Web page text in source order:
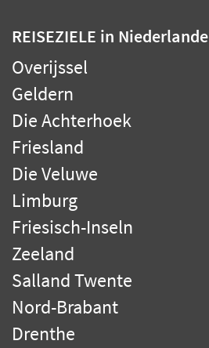
REISEZIELE in Niederlande
Overijssel
Geldern
Die Achterhoek
Friesland
Die Veluwe
Limburg
Friesisch-Inseln
Zeeland
Salland Twente
Nord-Brabant
Drenthe